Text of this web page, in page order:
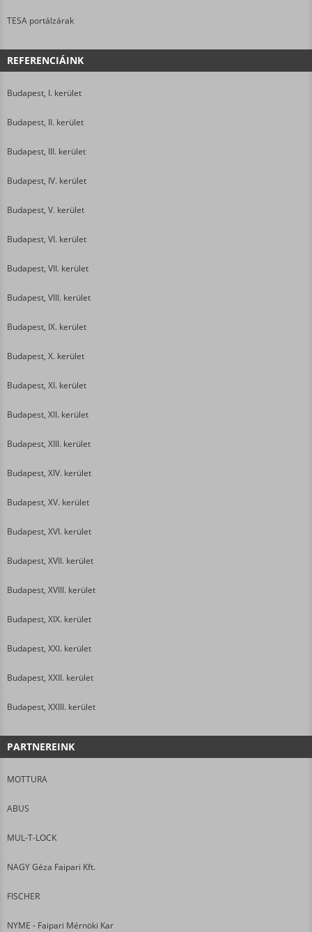
TESA portálzárak
REFERENCIÁINK
Budapest, I. kerület
Budapest, II. kerület
Budapest, III. kerület
Budapest, IV. kerület
Budapest, V. kerület
Budapest, VI. kerület
Budapest, VII. kerület
Budapest, VIII. kerület
Budapest, IX. kerület
Budapest, X. kerület
Budapest, XI. kerület
Budapest, XII. kerület
Budapest, XIII. kerület
Budapest, XIV. kerület
Budapest, XV. kerület
Budapest, XVI. kerület
Budapest, XVII. kerület
Budapest, XVIII. kerület
Budapest, XIX. kerület
Budapest, XXI. kerület
Budapest, XXII. kerület
Budapest, XXIII. kerület
PARTNEREINK
MOTTURA
ABUS
MUL-T-LOCK
NAGY Géza Faipari Kft.
FISCHER
NYME - Faipari Mérnöki Kar